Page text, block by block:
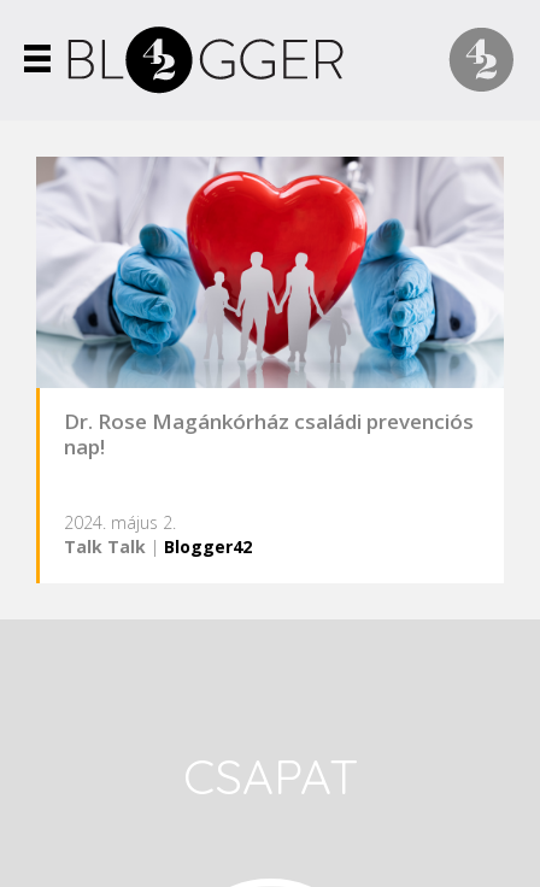
Dr. Rose Magánkórház családi prevenciós
nap!
2024. május 2.
Talk Talk | Blogger42
CSAPAT